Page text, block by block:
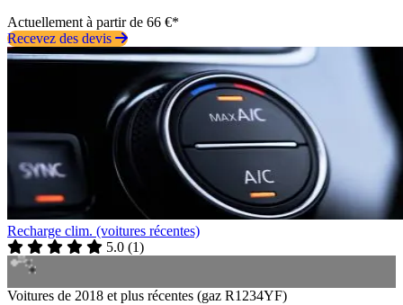
Actuellement à partir de 66 €*
Recevez des devis
Recharge clim. (voitures récentes)
5.0 (1)
Voitures de 2018 et plus récentes (gaz R1234YF)